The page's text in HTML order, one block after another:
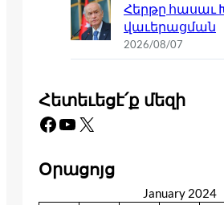
Հերթը հասաւ
վաւերացման
2026/08/07
Հետեւեցէ՛ք մեզի
Facebook YouTube X
Օրացոյց
January 2024